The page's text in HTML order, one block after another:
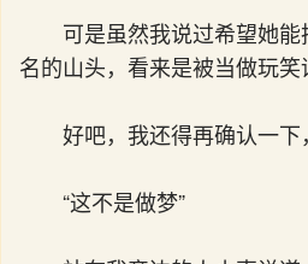
可是虽然我说过希望她
名的山头，看来是被当做玩笑
好吧，我还得再确认一
“这不是做梦”